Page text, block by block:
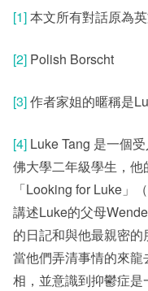
[1]本文所有對話原為
[2] Polish Borscht
[3]作者家姐的暱稱是
[4] Luke Tang 是一個
佛大學二年級學生，他
「Looking for Luke」
講述Luke的父母
的日記和與他最親密的
當他們弄清事情的來
相，並意識到抑鬱症